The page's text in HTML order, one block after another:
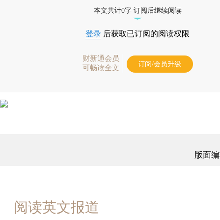
本文共计0字 订阅后继续阅读
登录 后获取已订阅的阅读权限
财新通会员
可畅读全文
订阅/会员升级
版面
阅读英文报道